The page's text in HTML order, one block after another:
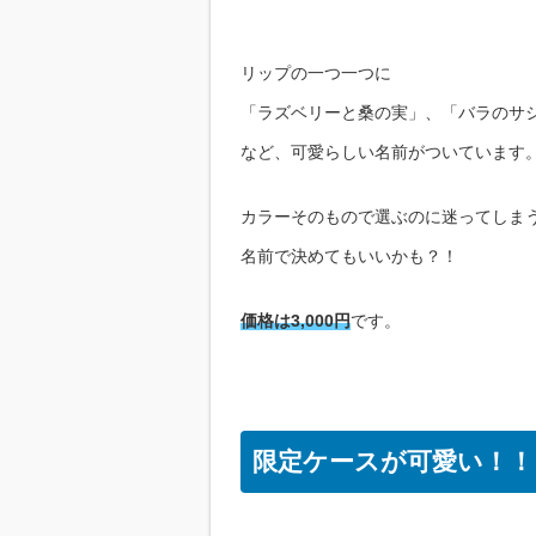
リップの一つ一つに
「ラズベリーと桑の実」、「バラのサ
など、可愛らしい名前がついています。
カラーそのもので選ぶのに迷ってしま
名前で決めてもいいかも？！
価格は3,000円です。
限定ケースが可愛い！！